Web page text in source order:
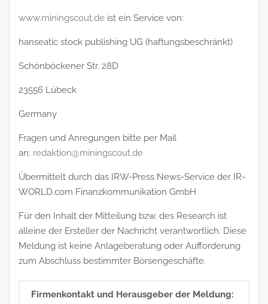
www.miningscout.de ist ein Service von:
hanseatic stock publishing UG (haftungsbeschränkt)
Schönböckener Str. 28D
23556 Lübeck
Germany
Fragen und Anregungen bitte per Mail
an: redaktion@miningscout.de
Übermittelt durch das IRW-Press News-Service der IR-
WORLD.com Finanzkommunikation GmbH
Für den Inhalt der Mitteilung bzw. des Research ist
alleine der Ersteller der Nachricht verantwortlich. Diese
Meldung ist keine Anlageberatung oder Aufforderung
zum Abschluss bestimmter Börsengeschäfte.
Firmenkontakt und Herausgeber der Meldung: